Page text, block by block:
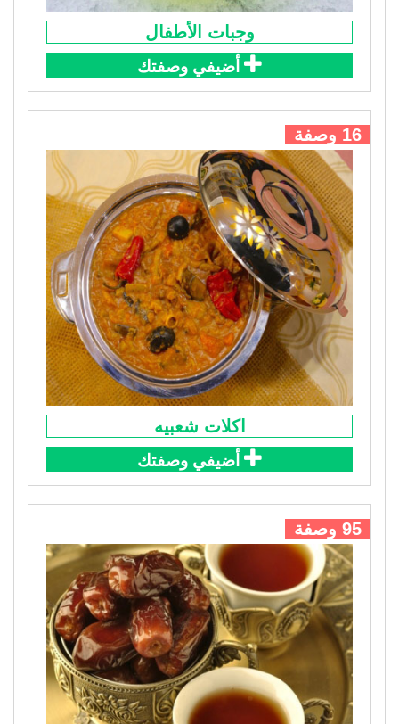
وجبات الأطفال
أضيفي وصفتك
16 وصفة
اكلات شعبيه
أضيفي وصفتك
95 وصفة